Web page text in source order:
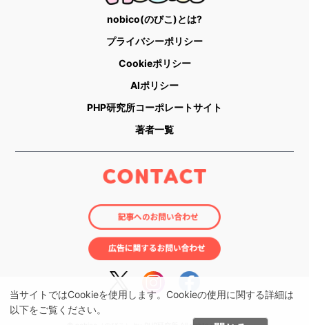
当サイトではCookieを使用します。Cookieの使用に関する詳細は
以下をご覧ください。
nobico(のびこ)とは?
プライバシーポリシー
Cookieポリシー
AIポリシー
PHP研究所コーポレートサイト
著者一覧